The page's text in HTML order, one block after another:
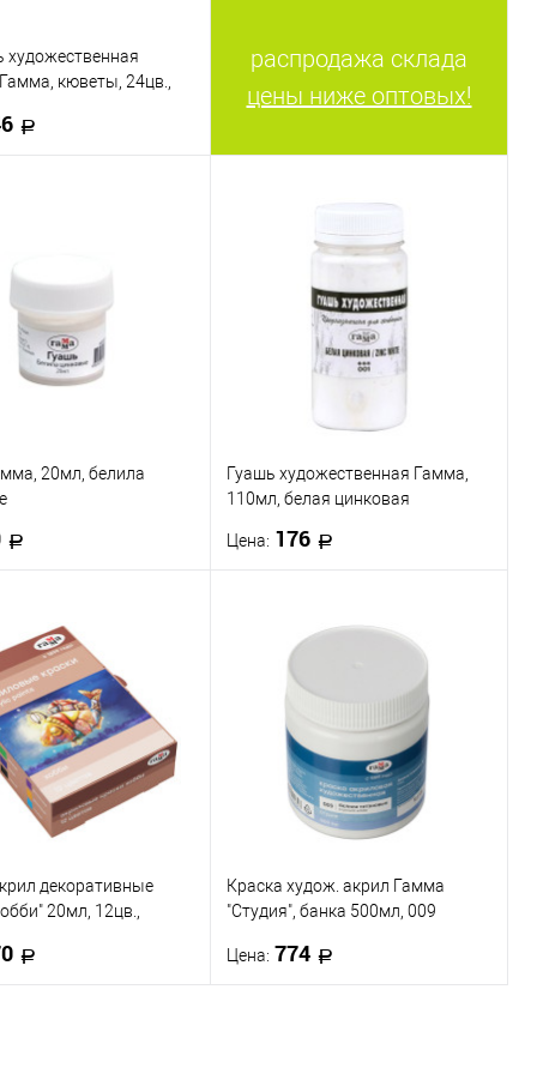
все варианты
художественная
кюветы, 24цв.,
распродажа склада
цены ниже оптовых!
20мл, белила
в 1 клик
К сравнению
В наличии
Гуашь художественная Гамма,
110мл, белая цинковая
Цена: 176
Купить в 1 клик
К сравнению
В наличии
декоративные
20мл, 12цв.,
Краска худож. акрил Гамма
"Студия", банка 500мл, 009
Цена: 774